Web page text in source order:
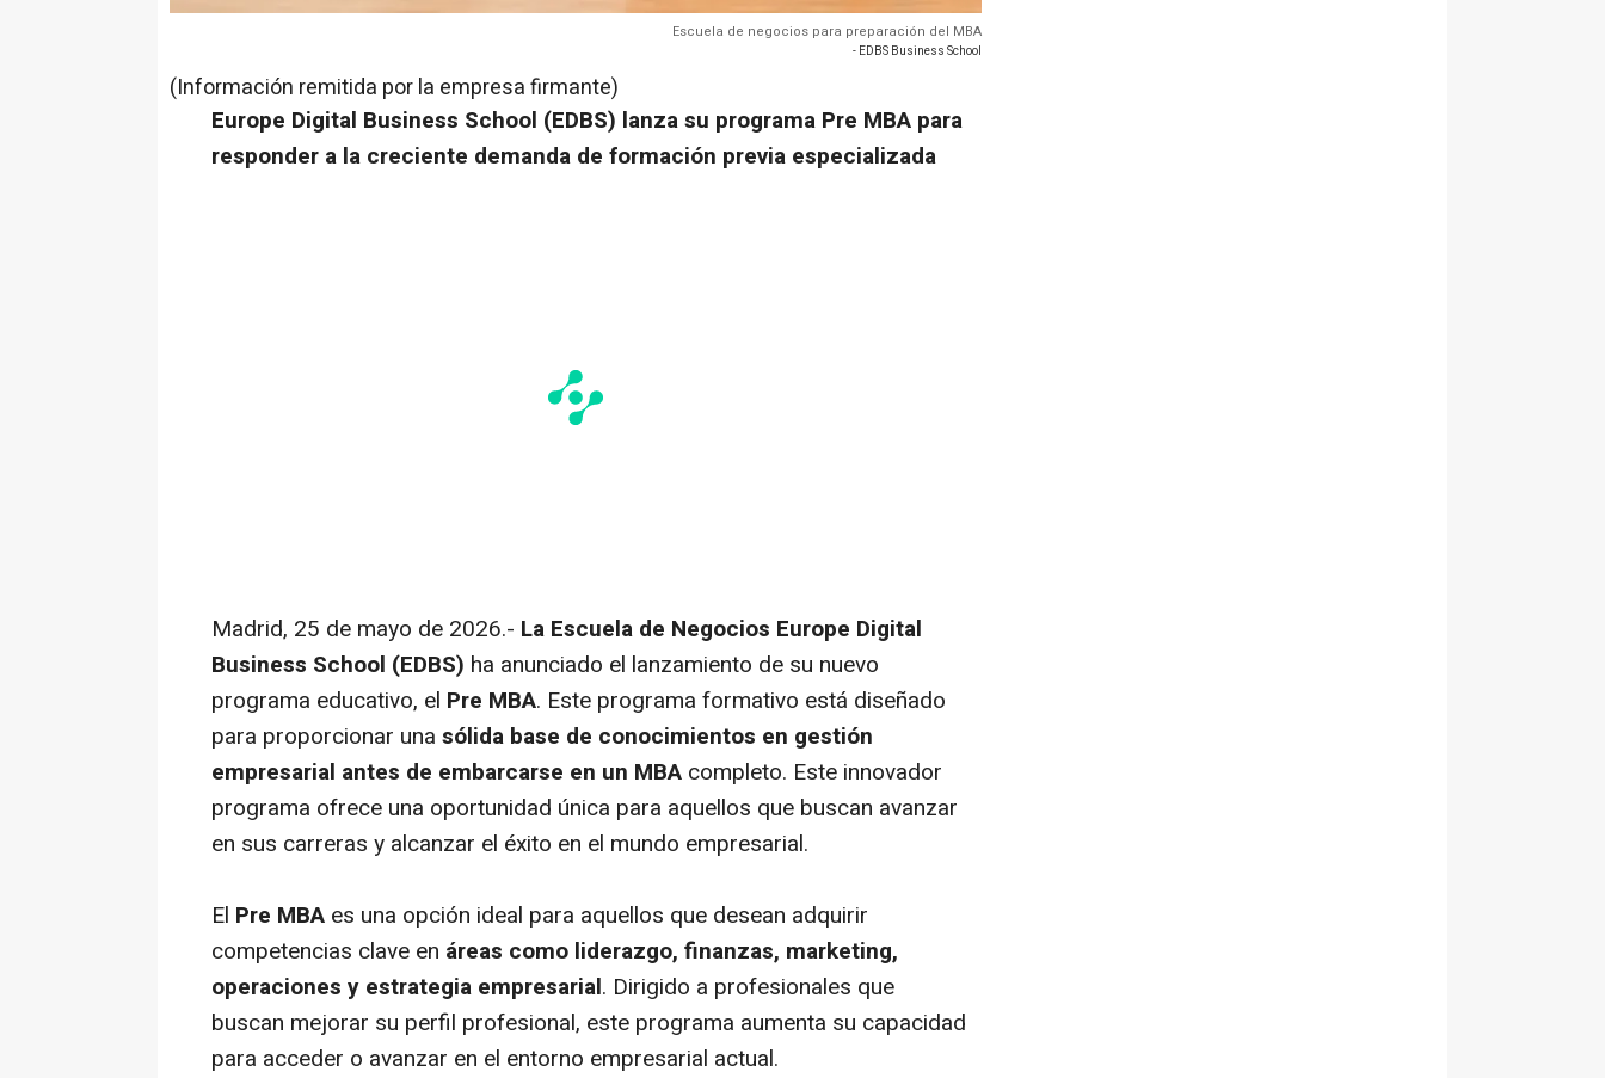
Escuela de negocios para preparación del MBA
- EDBS Business School
(Información remitida por la empresa firmante)
Europe Digital Business School (EDBS) lanza su programa Pre MBA para
responder a la creciente demanda de formación previa especializada
Madrid, 25 de mayo de 2026.- La Escuela de Negocios Europe Digital
Business School (EDBS) ha anunciado el lanzamiento de su nuevo
programa educativo, el Pre MBA. Este programa formativo está diseñado
para proporcionar una sólida base de conocimientos en gestión
empresarial antes de embarcarse en un MBA completo. Este innovador
programa ofrece una oportunidad única para aquellos que buscan avanzar
en sus carreras y alcanzar el éxito en el mundo empresarial.
El Pre MBA es una opción ideal para aquellos que desean adquirir
competencias clave en áreas como liderazgo, finanzas, marketing,
operaciones y estrategia empresarial. Dirigido a profesionales que
buscan mejorar su perfil profesional, este programa aumenta su capacidad
para acceder o avanzar en el entorno empresarial actual.